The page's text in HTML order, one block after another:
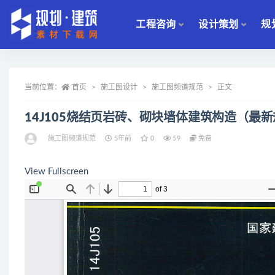
工程咨询 设计策划 规
当前位置： 首页 施工图设计 施工图频道规范 正文
14J105烧结页岩砖、砌块墙体建筑构造（最
施工图频道规范 5年前 0 59 免费
View Fullscreen